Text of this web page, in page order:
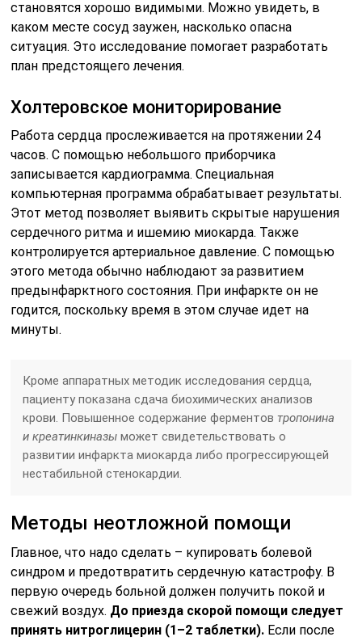
становятся хорошо видимыми. Можно увидеть, в
каком месте сосуд заужен, насколько опасна
ситуация. Это исследование помогает разработать
план предстоящего лечения.
Холтеровское мониторирование
Работа сердца прослеживается на протяжении 24
часов. С помощью небольшого приборчика
записывается кардиограмма. Специальная
компьютерная программа обрабатывает результаты.
Этот метод позволяет выявить скрытые нарушения
сердечного ритма и ишемию миокарда. Также
контролируется артериальное давление. С помощью
этого метода обычно наблюдают за развитием
предынфарктного состояния. При инфаркте он не
годится, поскольку время в этом случае идет на
минуты.
Кроме аппаратных методик исследования сердца,
пациенту показана сдача биохимических анализов
крови. Повышенное содержание ферментовтропонина
и креатинкиназы может свидетельствовать о
развитии инфаркта миокарда либо прогрессирующей
нестабильной стенокардии.
Методы неотложной помощи
Главное, что надо сделать – купировать болевой
синдром и предотвратить сердечную катастрофу. В
первую очередь больной должен получить покой и
свежий воздух. До приезда скорой помощи следует
принять нитроглицерин (1–2 таблетки). Если после